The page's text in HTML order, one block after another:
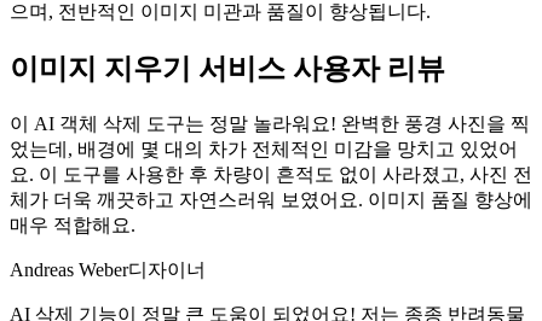
으며, 전반적인 이미지 미관과 품질이 향상됩니다.
이미지 지우기 서비스 사용자 리뷰
이 AI 객체 삭제 도구는 정말 놀라워요! 완벽한 풍경 사진을 찍
었는데, 배경에 몇 대의 차가 전체적인 미감을 망치고 있었어
요. 이 도구를 사용한 후 차량이 흔적도 없이 사라졌고, 사진 전
체가 더욱 깨끗하고 자연스러워 보였어요. 이미지 품질 향상에
매우 적합해요.
Andreas Weber디자이너
AI 삭제 기능이 정말 큰 도움이 되었어요! 저는 종종 반려동물